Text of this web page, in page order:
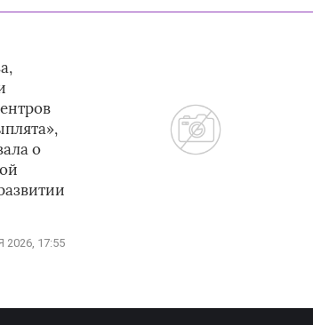
о
2026, 17:55